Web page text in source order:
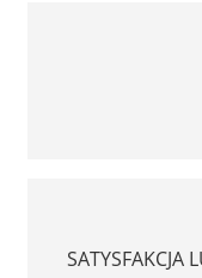
SATYSFAKCJA